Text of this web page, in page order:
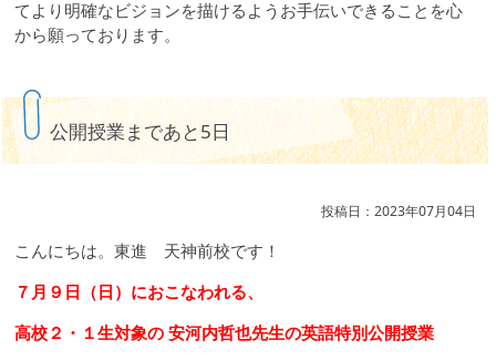
てより明確なビジョンを描けるようお手伝いできることを心
から願っております。
公開授業まであと5日
投稿日：2023年07月04日
こんにちは。東進 天神前校です！
７月９日（日）におこなわれる、
高校２・１生対象の 安河内哲也先生の英語特別公開授業